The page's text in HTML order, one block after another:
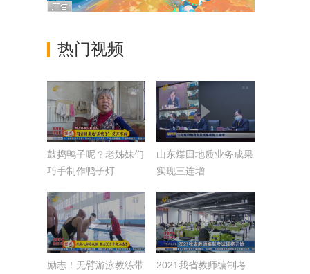
热门视频
鼓捣鸭子呢？老姊妹们
巧手制作鸭子灯
山东煤田地质业务成果
实现三连增
励志！无臂游泳教练带
2021我省教师编制考